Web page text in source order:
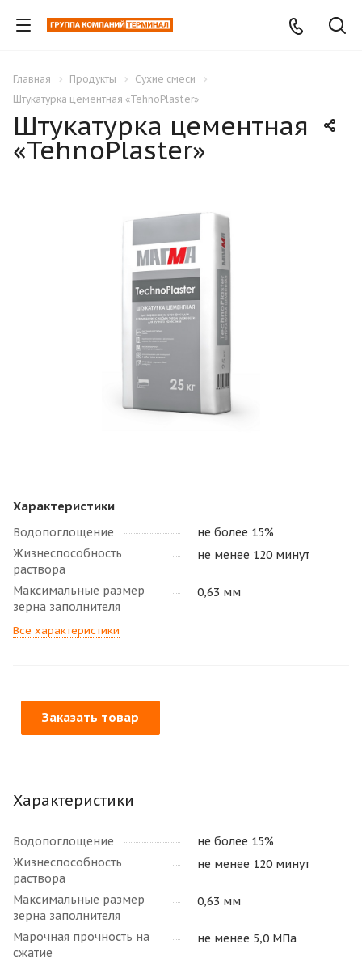
Главная Продукты
Сухие смеси
Штукатурка цементная «TehnoPlaster»
Штукатурка цементная
«TehnoPlaster»
Характеристики
Водопоглощение
не более 15%
Жизнеспособность
раствора
не менее 120 минут
Максимальные размер
зерна заполнителя
0,63 мм
Все характеристики
Заказать товар
Характеристики
Водопоглощение
не более 15%
Жизнеспособность
раствора
не менее 120 минут
Максимальные размер
зерна заполнителя
0,63 мм
Марочная прочность на
сжатие
не менее 5,0 МПа